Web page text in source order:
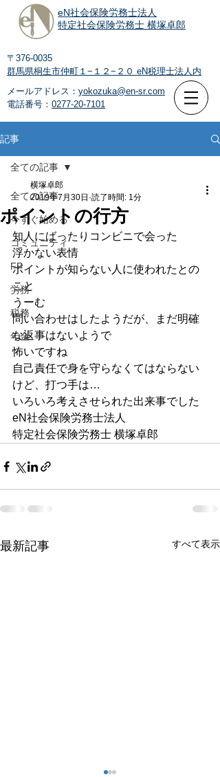
eN社会保険労務士法人
特定社会保険労務士 横塚卓郎
〒376-0035
群馬県桐生市仲町１−１２−２０ eN税理士法人内
メールアドレス： yokozuka@en-sr.com
電話番号： 0277-20-7101
記事
全ての記事
今すぐ始める
コミュニティ
FP
労務
税務
年金
全ての記事
ポイントの行方
横塚卓郎
2019年7月30日 読了時間: 1分
知人にばったりコンビニで会った
浮かない表情
ポイントが知らない人に使われたとの
こと
うーむ
問い合わせはしたようだが、まだ明確
な返事はないようで
怖いですね
自己責任で身を守らなくてはならない
けど、打つ手は…
いろいろ考えさせられた出来事でした
eN社会保険労務士法人
特定社会保険労務士 横塚卓郎
最新記事 すべて表示